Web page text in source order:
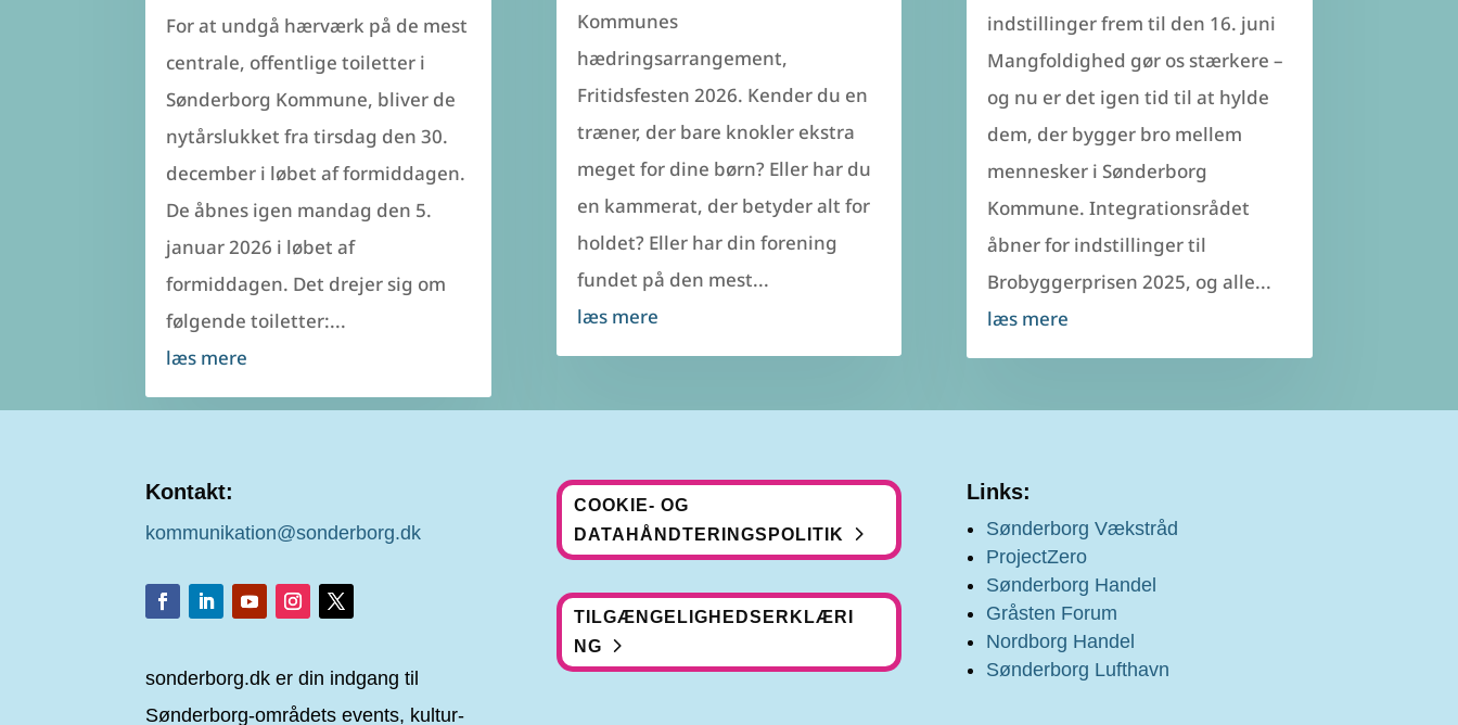
For at undgå hærværk på de mest
centrale, offentlige toiletter i
Sønderborg Kommune, bliver de
nytårslukket fra tirsdag den 30.
december i løbet af formiddagen.
De åbnes igen mandag den 5.
januar 2026 i løbet af
formiddagen. Det drejer sig om
følgende toiletter:...
læs mere
Kommunes
hædringsarrangement,
Fritidsfesten 2026. Kender du en
træner, der bare knokler ekstra
meget for dine børn? Eller har du
en kammerat, der betyder alt for
holdet? Eller har din forening
fundet på den mest...
læs mere
indstillinger frem til den 16. juni
Mangfoldighed gør os stærkere –
og nu er det igen tid til at hylde
dem, der bygger bro mellem
mennesker i Sønderborg
Kommune. Integrationsrådet
åbner for indstillinger til
Brobyggerprisen 2025, og alle...
læs mere
Kontakt:
kommunikation@sonderborg.dk
sonderborg.dk er din indgang til
Sønderborg-områdets events, kultur-
COOKIE- OG
DATAHÅNDTERINGSPOLITIK
TILGÆNGELIGHEDSERKLÆRI
NG
Links:
Sønderborg Vækstråd
ProjectZero
Sønderborg Handel
Gråsten Forum
Nordborg Handel
Sønderborg Lufthavn